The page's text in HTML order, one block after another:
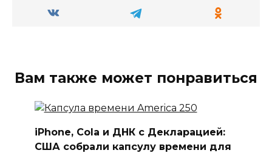
Вам также может понравиться
iPhone, Cola и ДНК с Декларацией:
США собрали капсулу времени для